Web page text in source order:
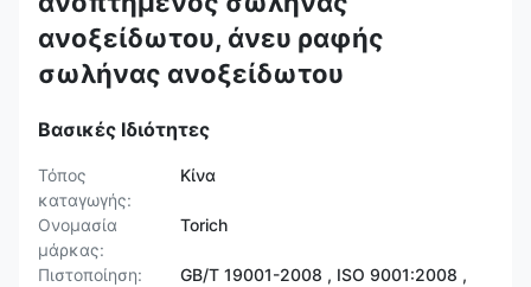
ανοξείδωτου, άνευ ραφής
σωλήνας ανοξείδωτου
Βασικές Ιδιότητες
Τόπος
καταγωγής:
Κίνα
Ονομασία
μάρκας:
Torich
Πιστοποίηση:
GB/T 19001-2008 , ISO 9001:2008 ,